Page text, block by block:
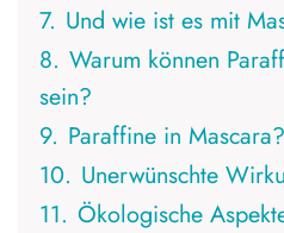
7. Und wie ist es mit
8. Warum können
sein?
9. Paraffine in Mascara?
10. Unerwünschte
11. Ökologische